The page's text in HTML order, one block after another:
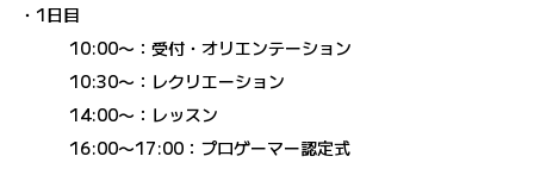
・1日目
10:00〜：受付・オリエンテーション
10:30〜：レクリエーション
14:00〜：レッスン
16:00〜17:00：プロゲーマー認定式